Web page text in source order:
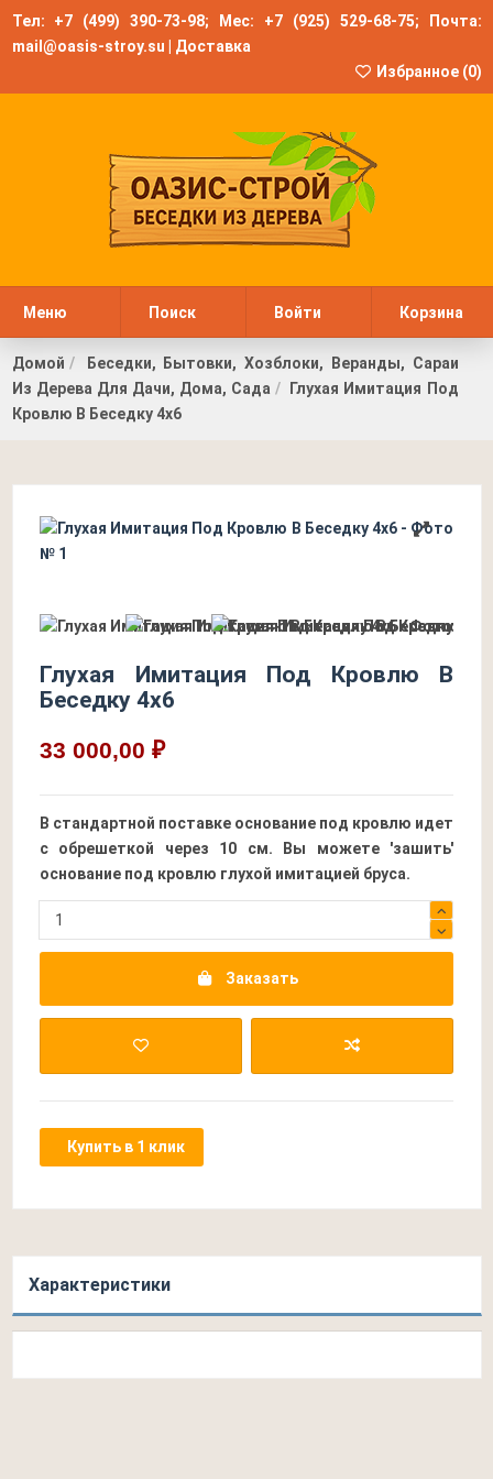
Тел: +7 (499) 390-73-98; Мес: +7 (925) 529-68-75; Почта:
mail@oasis-stroy.su
Доставка
Избранное (0)
Меню Поиск Войти Корзина
Домой
Беседки, Бытовки, Хозблоки, Веранды, Сараи
Из Дерева Для Дачи, Дома, Сада
Глухая Имитация Под
Кровлю В Беседку 4х6
Глухая Имитация Под Кровлю В
Беседку 4х6
33 000,00 ₽
В стандартной поставке основание под кровлю идет
с обрешеткой через 10 см. Вы можете 'зашить'
основание под кровлю глухой имитацией бруса.
Заказать
Купить в 1 клик
Характеристики